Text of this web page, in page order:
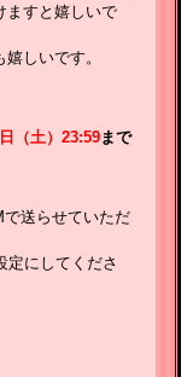
ますと嬉しいで
しいです。
（土）23:59まで
で送らせていただ
定にしてくださ